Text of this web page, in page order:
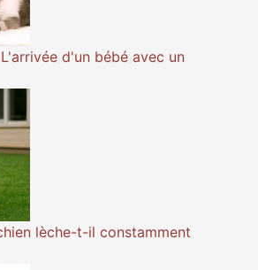
d'un bébé avec un
lèche-t-il constamment